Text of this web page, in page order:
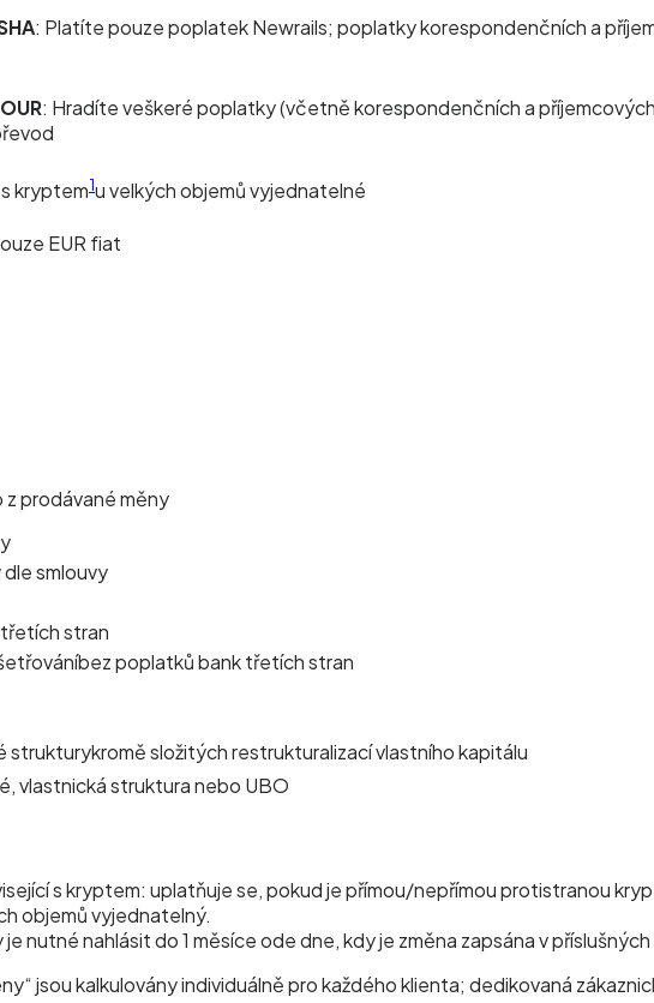
: Platíte pouze poplatek Newrails; poplatky korespondenčních a
OUR: Hradíte veškeré poplatky (včetně korespondenčních a
kryptem1u velkých objemů vyjednatelné
EUR fiat
z prodávané měny
dle smlouvy
stran
bez poplatků bank třetích stran
strukturykromě složitých restrukturalizací vlastního kapitálu
vlastnická struktura nebo UBO
s kryptem: uplatňuje se, pokud je přímou/nepřímou protistranou
objemů vyjednatelný.
nutné nahlásit do 1 měsíce ode dne, kdy je změna zapsána v
jsou kalkulovány individuálně pro každého klienta; dedikovaná